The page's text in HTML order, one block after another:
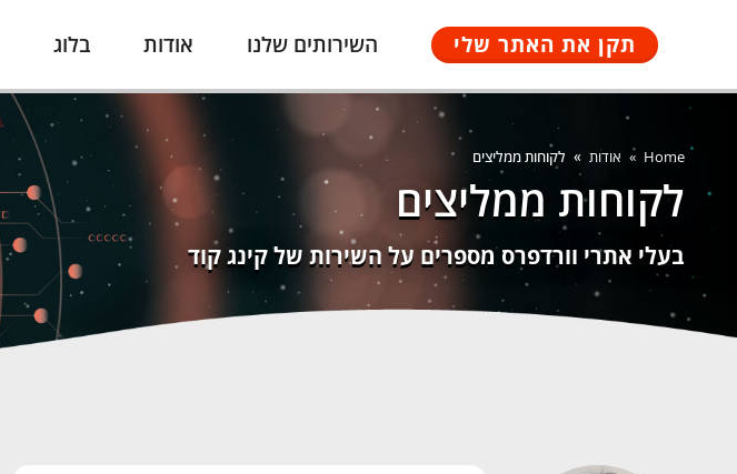
תקן את האתר שלי השירותים שלנו אודות בלוג
לקוחות ממליצים
בעלי אתרי וורדפרס מספרים על השירות של קינג קוד
You are here:
Home אודות לקוחות ממליצים